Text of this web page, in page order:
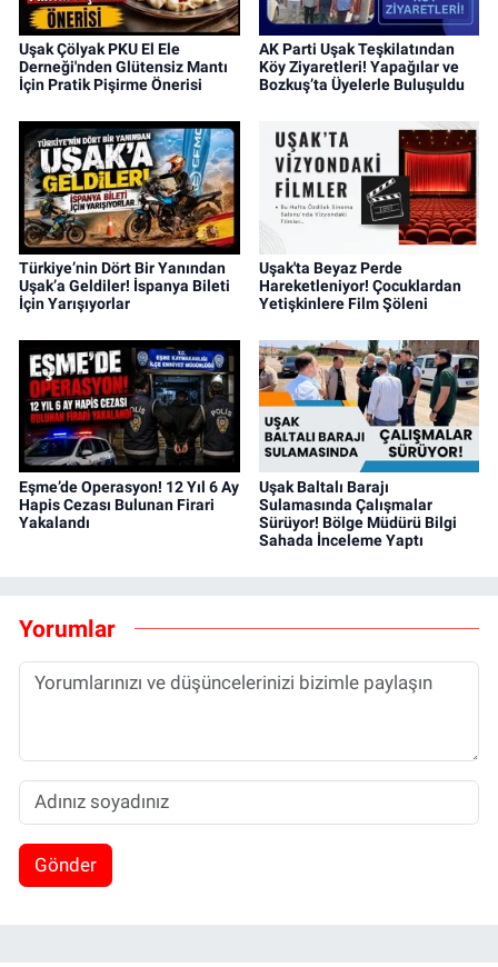
Uşak Çölyak PKU El Ele
Derneği'nden Glütensiz Mantı
İçin Pratik Pişirme Önerisi
AK Parti Uşak Teşkilatından
Köy Ziyaretleri! Yapağılar ve
Bozkuş’ta Üyelerle Buluşuldu
Türkiye’nin Dört Bir Yanından
Uşak’a Geldiler! İspanya Bileti
İçin Yarışıyorlar
Uşak'ta Beyaz Perde
Hareketleniyor! Çocuklardan
Yetişkinlere Film Şöleni
Eşme’de Operasyon! 12 Yıl 6 Ay
Hapis Cezası Bulunan Firari
Yakalandı
Uşak Baltalı Barajı
Sulamasında Çalışmalar
Sürüyor! Bölge Müdürü Bilgi
Sahada İnceleme Yaptı
Yorumlar
Gönder